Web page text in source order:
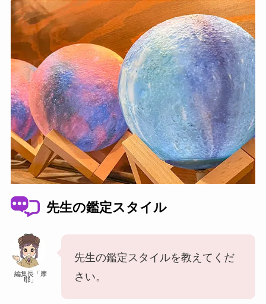
先生の鑑定スタイル
編集長「摩
耶」
先生の鑑定スタイルを教えてくだ
さい。